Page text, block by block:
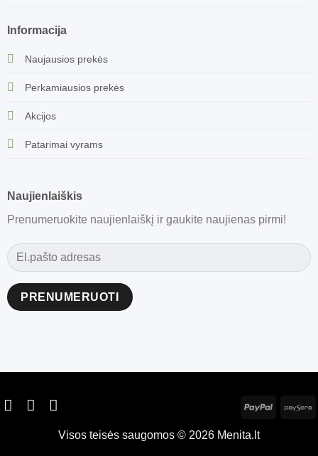
Informacija
Naujausios prekės
Perkamiausios prekės
Akcijos
Patarimai vyrams
Naujienlaiškis
Prenumeruokite naujienlaiškį ir gaukite naujienas pirmi!
Visos teisės saugomos © 2026 Menita.lt